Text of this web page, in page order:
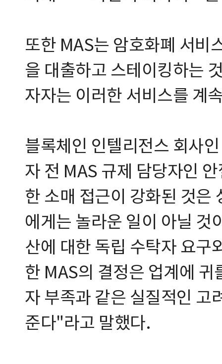
또한 MAS는 암호화폐 서비
을 대출하고 스테이킹하는
자자는 이러한 서비스를 계
블록체인 인텔리전스 회사
자 전 MAS 규제 담당자인
한 소매 접근이 강화된 것은
에게는 놀라운 일이 아닐
산에 대한 독립 수탁자 요구
한 MAS의 결정은 업계에
자 부족과 같은 실질적인 고
준다"라고 말했다.